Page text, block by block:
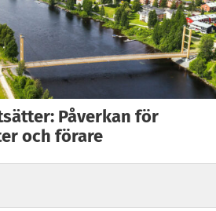
Påverkan för
och förare